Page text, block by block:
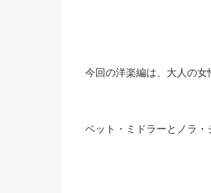
今回の洋楽編は、大人の女
ベット・ミドラーとノラ・